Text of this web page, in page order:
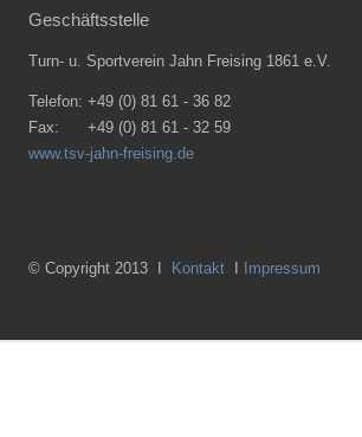
Geschäftsstelle
Turn- u. Sportverein Jahn Freising 1861 e.V.
Telefon: +49 (0) 81 61 - 36 82
Fax:
+49 (0) 81 61 - 32 59
www.tsv-jahn-freising.de
© Copyright 2013 I Kontakt Impressum